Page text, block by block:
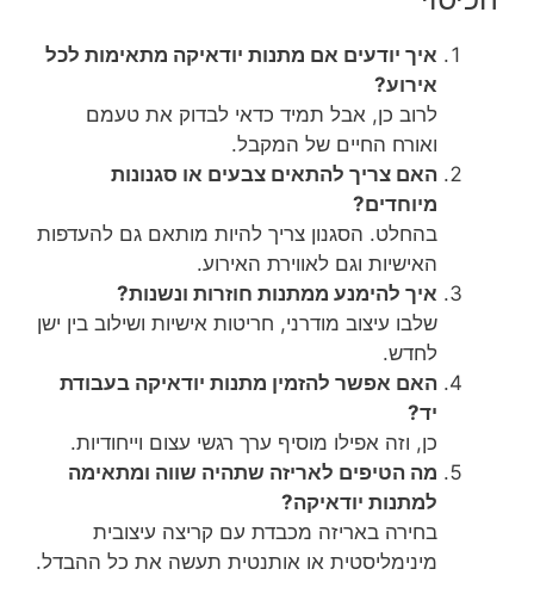
איך יודעים אם מתנות יודאיקה מתאימות לכל
אירוע?
לרוב כן, אבל תמיד כדאי לבדוק את טעמם
ואורח החיים של המקבל.
האם צריך להתאים צבעים או סגנונות
מיוחדים?
בהחלט. הסגנון צריך להיות מותאם גם להעדפות
האישיות וגם לאווירת האירוע.
איך להימנע ממתנות חוזרות ונשנות?
שלבו עיצוב מודרני, חריטות אישיות ושילוב בין ישן
לחדש.
האם אפשר להזמין מתנות יודאיקה בעבודת
יד?
כן, וזה אפילו מוסיף ערך רגשי עצום וייחודיות.
מה הטיפים לאריזה שתהיה שווה ומתאימה
למתנות יודאיקה?
בחירה באריזה מכבדת עם קריצה עיצובית
מינימליסטית או אותנטית תעשה את כל ההבדל.